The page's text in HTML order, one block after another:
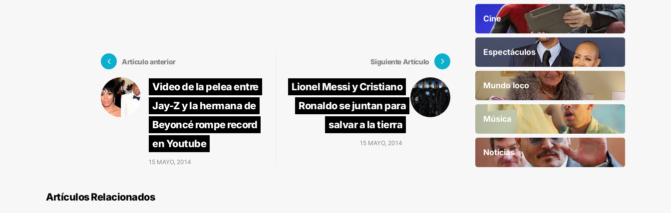
Artículo anterior
Video de la pelea entre
Jay-Z y la hermana de
Beyoncé rompe record
en Youtube
15 MAYO, 2014
Siguiente Artículo
Lionel Messi y Cristiano
Ronaldo se juntan para
salvar a la tierra
15 MAYO, 2014
Cine
Espectáculos
Mundo loco
Música
Noticias
Artículos Relacionados